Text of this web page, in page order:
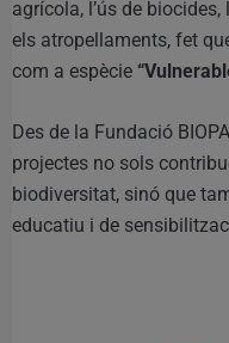
agrícola, l’ús de
els atropellaments, fet
com a espècie
Des de la Fundació
projectes no sols
biodiversitat, sinó que
educatiu i de